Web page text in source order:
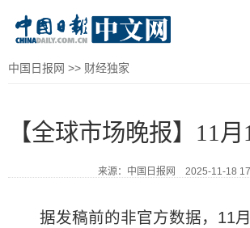
中国日报网 >> 财经独家
【全球市场晚报】11月
来源：中国日报网 2025-11-18
据发稿前的非官方数据，11